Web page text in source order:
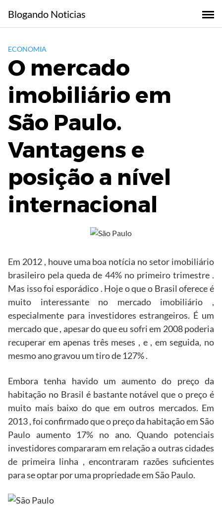
content
Blogando Noticias
ECONOMIA
O mercado
imobiliário em
São Paulo.
Vantagens e
posição a nível
internacional
Em 2012 , houve uma boa notícia no setor imobiliário
brasileiro pela queda de 44% no primeiro trimestre .
Mas isso foi esporádico . Hoje o que o Brasil oferece é
muito interessante no mercado imobiliário ,
especialmente para investidores estrangeiros. É um
mercado que , apesar do que eu sofri em 2008 poderia
recuperar em apenas três meses , e , em seguida, no
mesmo ano gravou um tiro de 127% .
Embora tenha havido um aumento do preço da
habitação no Brasil é bastante notável que o preço é
muito mais baixo do que em outros mercados. Em
2013 , foi confirmado que o preço da habitação em São
Paulo aumento 17% no ano. Quando potenciais
investidores compararam em relação a outras cidades
de primeira linha , encontraram razões suficientes
para se optar por uma propriedade em São Paulo.